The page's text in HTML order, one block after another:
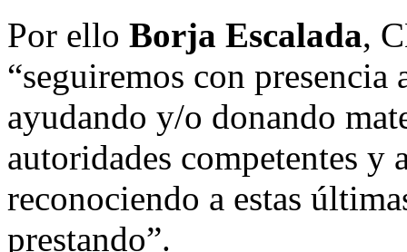
Por ello Borja Escalada,
“seguiremos con
ayudando y/o donando
autoridades competentes y
reconociendo a estas
prestando”.